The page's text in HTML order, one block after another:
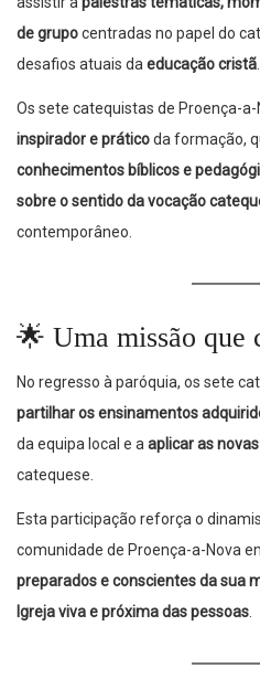
de grupocentradas no papel do
desafios atuais daeducação cristã.
Os sete catequistas de Proença-
inspirador e práticoda formação,
conhecimentos bíblicos e
sobre o sentido da vocação
contemporâneo.
🌟 Uma missão que
No regresso à paróquia, os sete
partilhar os ensinamentos
da equipa local e aaplicar as
catequese.
Esta participação reforça o
comunidade de Proença-a-Nova
preparados e conscientes da sua
Igreja viva e próxima das pessoas.